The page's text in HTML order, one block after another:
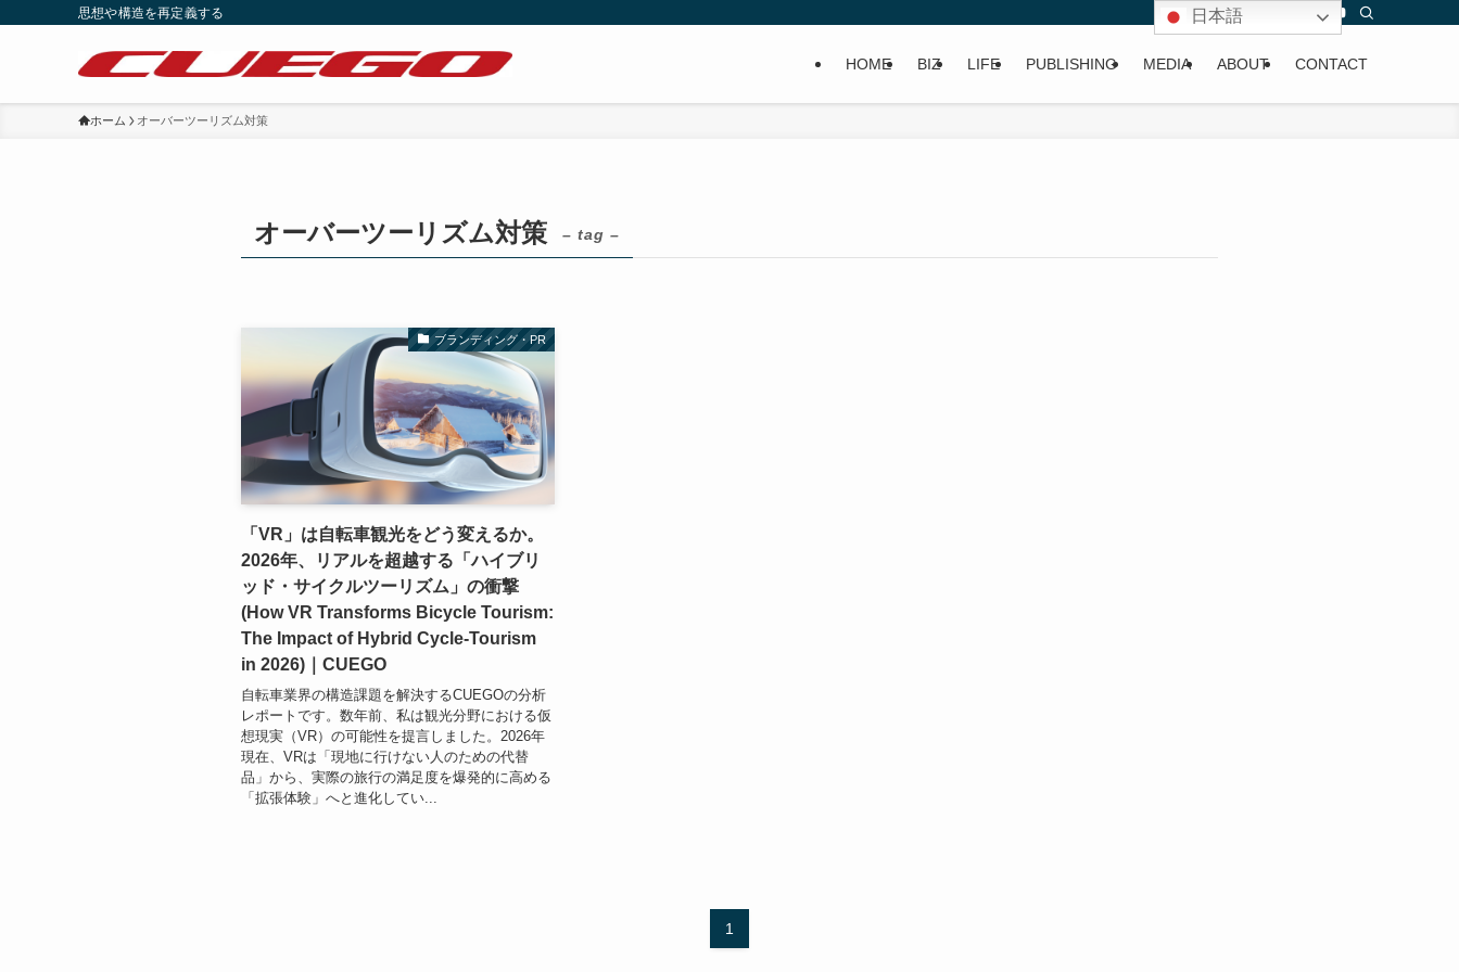
思想や構造を再定義する
HOME BIZ LIFE PUBLISHING MEDIA ABOUT CONTACT
ホーム オーバーツーリズム対策
オーバーツーリズム対策 – tag –
ブランディング・PR
「VR」は自転車観光をどう変えるか。
2026年、リアルを超越する「ハイブリ
ッド・サイクルツーリズム」の衝撃
(How VR Transforms Bicycle Tourism:
The Impact of Hybrid Cycle-Tourism
in 2026)｜CUEGO
自転車業界の構造課題を解決するCUEGOの分析
レポートです。数年前、私は観光分野における仮
想現実（VR）の可能性を提言しました。2026年
現在、VRは「現地に行けない人のための代替
品」から、実際の旅行の満足度を爆発的に高める
「拡張体験」へと進化してい...
1
日本語